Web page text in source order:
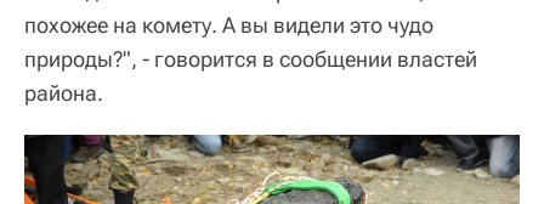
похожее на комету. А вы видели это чудо
природы?", - говорится в сообщении властей
района.